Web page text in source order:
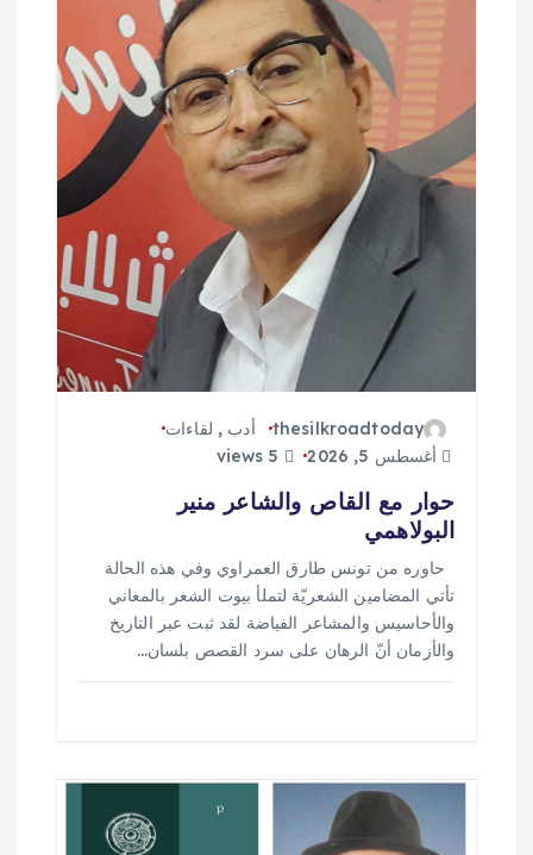
thesilkroadtoday أدب , لقاءات
أغسطس 5, 2026
حوار مع القاص والشاعر منير
البولاهمي
حاوره من تونس طارق العمراوي وفي هذه الحالة
تأتي المضامين الشعريّة لتملأ بيوت الشعر بالمعاني
والأحاسيس والمشاعر الفياضة لقد ثبت عبر التاريخ
والأزمان أنّ الرهان على سرد القصص بلسان…